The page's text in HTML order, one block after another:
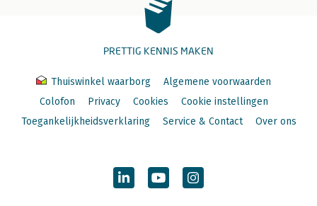
PRETTIG KENNIS MAKEN
Thuiswinkel waarborg
Algemene voorwaarden
Colofon
Privacy Cookies
Cookie instellingen
Toegankelijkheidsverklaring
Service & Contact Over ons